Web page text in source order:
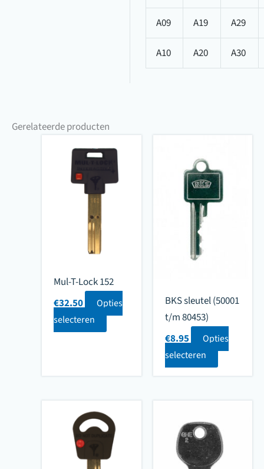
A09 A19 A29
A10 A20 A30
Gerelateerde producten
Mul-T-Lock 152
€32.50
Opties
selecteren
BKS sleutel (50001
t/m 80453)
€8.95
Opties
selecteren